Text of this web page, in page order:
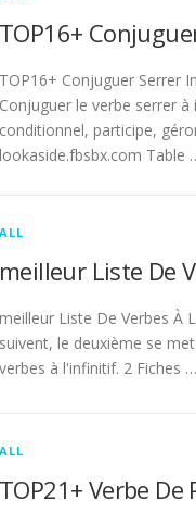
TOP16+
TOP16+ Conjuguer Serrer
Conjuguer le verbe serrer
conditionnel, participe,
lookaside.fbsbx.com Table
ALL
meilleur Liste De
meilleur Liste De Verbes À
suivent, le deuxième se
verbes à l'infinitif. 2 Fiches …
ALL
TOP21+ Verbe